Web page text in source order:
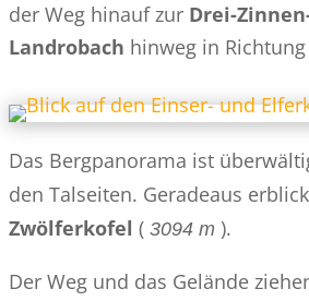
der Weg hinauf zur Drei-
Landrobach hinweg in
Das Bergpanorama ist
den Talseiten. Geradeaus
Zwölferkofel (3094 m ).
Der Weg und das Gelände